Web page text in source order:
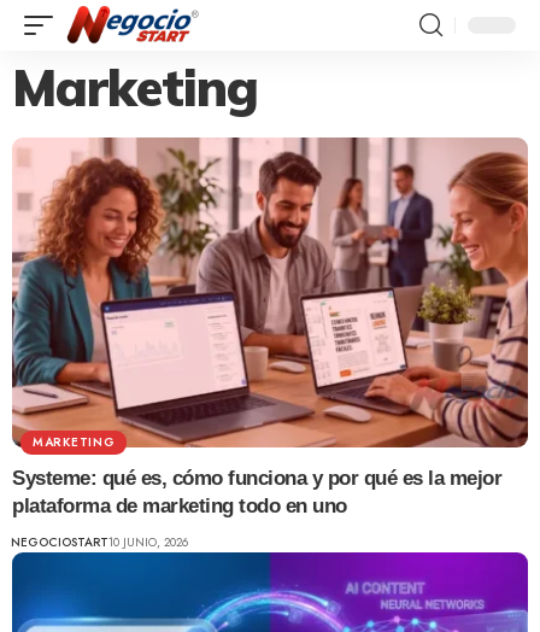
Marketing
MARKETING
Systeme: qué es, cómo funciona y por qué es la mejor
plataforma de marketing todo en uno
NEGOCIOSTART10 JUNIO, 2026